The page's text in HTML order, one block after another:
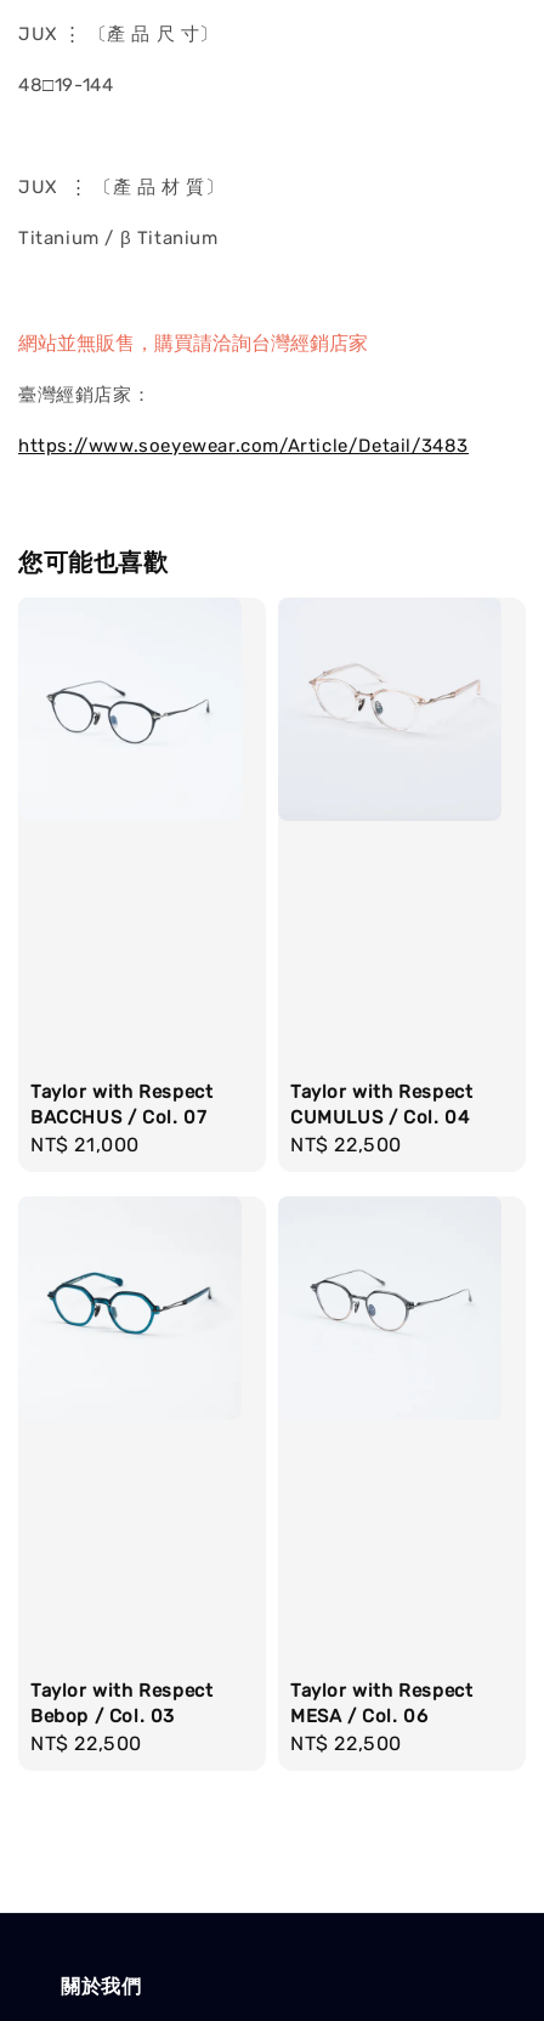
JUX ⋮ 〔產 品 尺 寸〕
48□19-144
JUX ⋮ 〔產 品 材 質〕
Titanium / β Titanium
網站並無販售，購買請洽詢台灣經銷店家
臺灣經銷店家：
https://www.soeyewear.com/Article/Detail/3483
您可能也喜歡
Taylor with Respect
BACCHUS / Col. 07
Regular
NT$ 21,000
Taylor with Respect
CUMULUS / Col. 04
Regular
NT$ 22,500
Taylor with Respect
Bebop / Col. 03
Regular
NT$ 22,500
Taylor with Respect
MESA / Col. 06
Regular
NT$ 22,500
關於我們